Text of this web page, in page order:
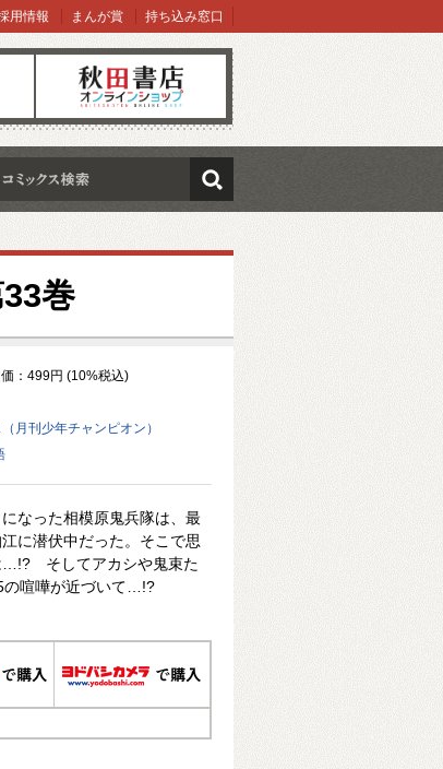
オンラインショップ
用情報 まんが賞 持ち込み窓口
検索
巻
：499円 (10%税込)
月刊少年チャンピオン）
なった相模原鬼兵隊は、最
に潜伏中だった。そこで思
…!? そしてアカシや鬼束た
の喧嘩が近づいて…!?